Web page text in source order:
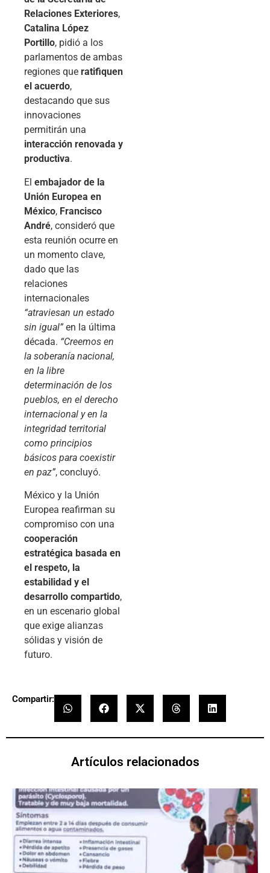
Relaciones Exteriores,
Catalina López
Portillo, pidió a los
parlamentos de ambas
regiones que ratifiquen
el acuerdo,
destacando que sus
innovaciones
permitirán una
interacción renovada y
productiva.
El embajador de la
Unión Europea en
México, Francisco
André, consideró que
esta reunión ocurre en
un momento clave,
dado que las
relaciones
internacionales
“atraviesan un estado
sin igual” en la última
década. “Creemos en
la soberanía nacional,
en la libre
determinación de los
pueblos, en el derecho
internacional y en la
integridad territorial
como principios
básicos para coexistir
en paz”, concluyó.
México y la Unión
Europea reafirman su
compromiso con una
cooperación
estratégica basada en
el respeto, la
estabilidad y el
desarrollo compartido,
en un escenario global
que exige alianzas
sólidas y visión de
futuro.
Compartir:
Artículos relacionados